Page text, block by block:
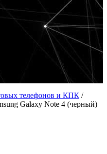
телефонов и КПК /
Galaxy Note 4 (черный)